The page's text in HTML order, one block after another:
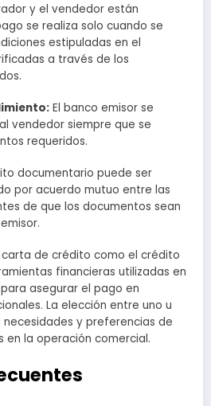
y el vendedor están
se realiza solo cuando se
estipuladas en el
a través de los
El banco emisor se
vendedor siempre que se
requeridos.
documentario puede ser
por acuerdo mutuo entre las
de que los documentos sean
carta de crédito como el crédito
financieras utilizadas en
asegurar el pago en
La elección entre uno u
y preferencias de
en la operación comercial.